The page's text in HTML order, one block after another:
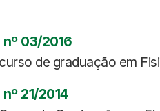
03/2016
de graduação em
21/2014